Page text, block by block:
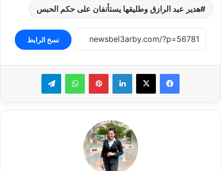
هدير عبد الرازق وطليقها يستأنفان على حكم الحبس
نسخ الرابط
لينكدإن بينتيريستواتساب تيلقرام